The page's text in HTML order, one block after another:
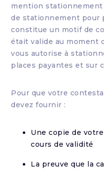
mention
de stationnement pour
constitue un motif de
était valide au moment
vous autorise à
places payantes et sur
Pour que votre
devez fournir :
Une copie de
cours de validité
La preuve que la